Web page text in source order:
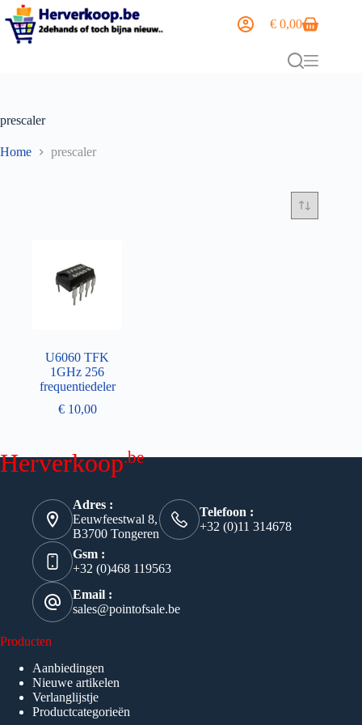
€ 0,00
prescaler
Home prescaler
U6060 TFK
1GHz 256
frequentiedeler
€10,00
Herverkoop.be
Adres :
Eeuwfeestwal 8,
B3700 Tongeren
Telefoon :
+32 (0)11 314678
Gsm :
+32 (0)468 119563
Email :
sales@pointofsale.be
Producten
Aanbiedingen
Nieuwe artikelen
Verlanglijstje
Productcategorieën